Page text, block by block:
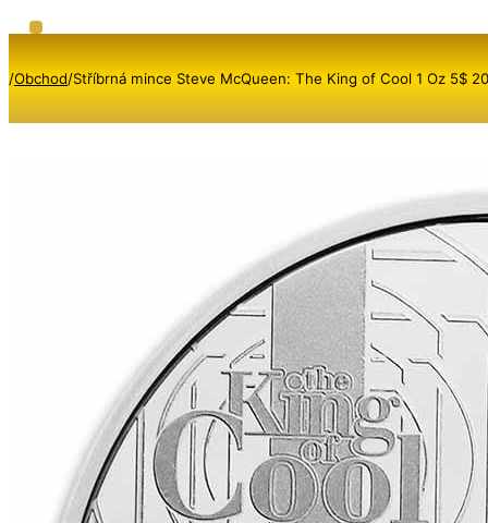
/Obchod/Stříbrná mince Steve McQueen: The King of Cool 1 Oz 5$